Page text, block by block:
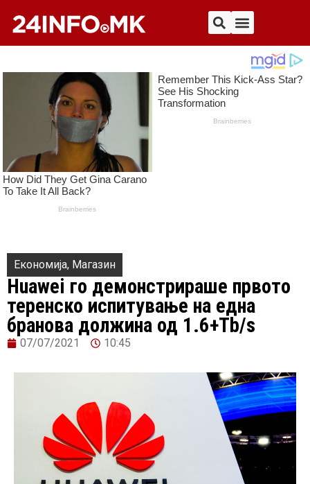
Економија, Магазин
Huawei го демонстрираше првото
теренско испитување на една
бранова должина од 1.6+Tb/s
07/07/2021 10:45